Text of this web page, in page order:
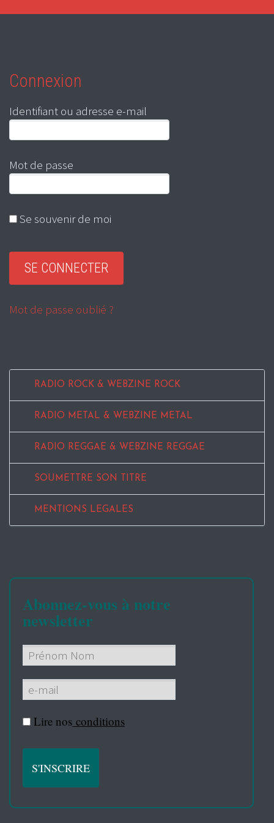
Connexion
Identifiant ou adresse e-mail
Mot de passe
Se souvenir de moi
Mot de passe oublié ?
RADIO ROCK & WEBZINE ROCK
RADIO METAL & WEBZINE METAL
RADIO REGGAE & WEBZINE REGGAE
SOUMETTRE SON TITRE
MENTIONS LEGALES
Abonnez-vous à notre
newsletter
Lire nos conditions